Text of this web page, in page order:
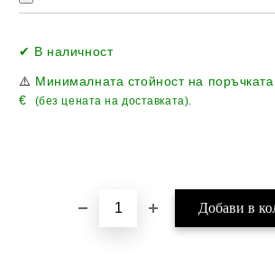
✔ В наличност
⚠️ Минималната стойност на
€
(без цената на доставката).